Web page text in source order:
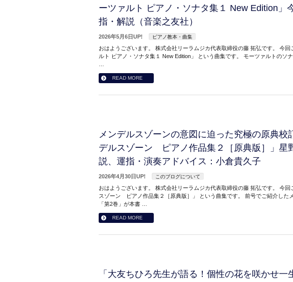
ーツァルト ピアノ・ソナタ集１ New Edition」
指・解説（音楽之友社）
2026年5月6日UP! ピアノ教本・曲集
おはようございます。 株式会社リーラムジカ代表取締役の藤 拓弘です。 今回
ルト ピアノ・ソナタ集１ New Edition」 という曲集です。 モーツァルトのソ
READ MORE
メンデルスゾーンの意図に迫った究極の原典校
デルスゾーン ピアノ作品集２［原典版］」星
説、運指・演奏アドバイス：小倉貴久子
2026年4月30日UP! このブログについて
おはようございます。 株式会社リーラムジカ代表取締役の藤 拓弘です。 今
スゾーン ピアノ作品集２［原典版］」 という曲集です。 前号でご紹介した
「第2巻」が本書 …
READ MORE
「大友ちひろ先生が語る！個性の花を咲かせ一